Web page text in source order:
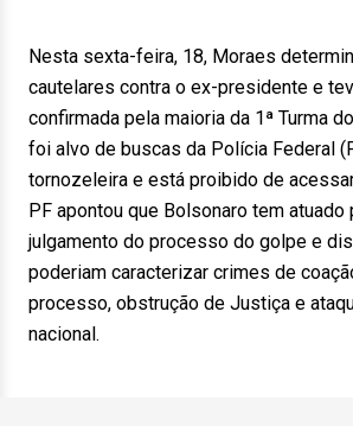
Nesta sexta-feira, 18, Moraes
cautelares contra o ex-presidente e
confirmada pela maioria da 1ª Turma
foi alvo de buscas da Polícia Federal
tornozeleira e está proibido de
PF apontou que Bolsonaro tem atuado
julgamento do processo do golpe e
poderiam caracterizar crimes de
processo, obstrução de Justiça e
nacional.